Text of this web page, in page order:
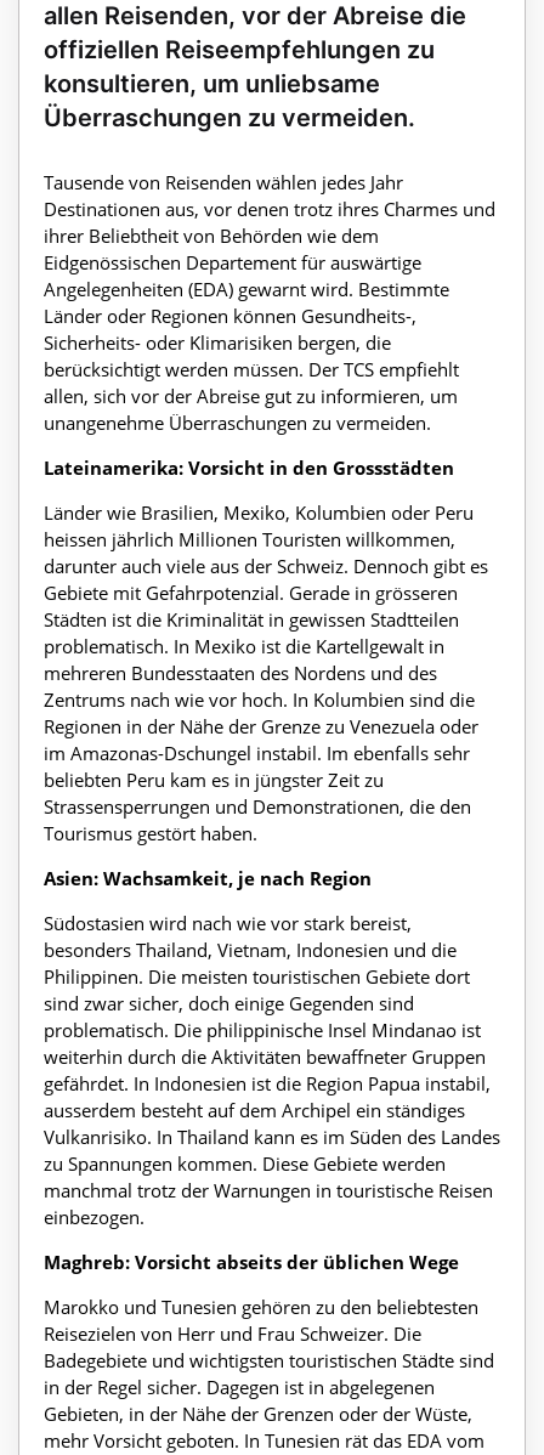
allen Reisenden, vor der Abreise die
offiziellen Reiseempfehlungen zu
konsultieren, um unliebsame
Überraschungen zu vermeiden.
Tausende von Reisenden wählen jedes Jahr
Destinationen aus, vor denen trotz ihres Charmes und
ihrer Beliebtheit von Behörden wie dem
Eidgenössischen Departement für auswärtige
Angelegenheiten (EDA) gewarnt wird. Bestimmte
Länder oder Regionen können Gesundheits-,
Sicherheits- oder Klimarisiken bergen, die
berücksichtigt werden müssen. Der TCS empfiehlt
allen, sich vor der Abreise gut zu informieren, um
unangenehme Überraschungen zu vermeiden.
Lateinamerika: Vorsicht in den Grossstädten
Länder wie Brasilien, Mexiko, Kolumbien oder Peru
heissen jährlich Millionen Touristen willkommen,
darunter auch viele aus der Schweiz. Dennoch gibt es
Gebiete mit Gefahrpotenzial. Gerade in grösseren
Städten ist die Kriminalität in gewissen Stadtteilen
problematisch. In Mexiko ist die Kartellgewalt in
mehreren Bundesstaaten des Nordens und des
Zentrums nach wie vor hoch. In Kolumbien sind die
Regionen in der Nähe der Grenze zu Venezuela oder
im Amazonas-Dschungel instabil. Im ebenfalls sehr
beliebten Peru kam es in jüngster Zeit zu
Strassensperrungen und Demonstrationen, die den
Tourismus gestört haben.
Asien: Wachsamkeit, je nach Region
Südostasien wird nach wie vor stark bereist,
besonders Thailand, Vietnam, Indonesien und die
Philippinen. Die meisten touristischen Gebiete dort
sind zwar sicher, doch einige Gegenden sind
problematisch. Die philippinische Insel Mindanao ist
weiterhin durch die Aktivitäten bewaffneter Gruppen
gefährdet. In Indonesien ist die Region Papua instabil,
ausserdem besteht auf dem Archipel ein ständiges
Vulkanrisiko. In Thailand kann es im Süden des Landes
zu Spannungen kommen. Diese Gebiete werden
manchmal trotz der Warnungen in touristische Reisen
einbezogen.
Maghreb: Vorsicht abseits der üblichen Wege
Marokko und Tunesien gehören zu den beliebtesten
Reisezielen von Herr und Frau Schweizer. Die
Badegebiete und wichtigsten touristischen Städte sind
in der Regel sicher. Dagegen ist in abgelegenen
Gebieten, in der Nähe der Grenzen oder der Wüste,
mehr Vorsicht geboten. In Tunesien rät das EDA vom